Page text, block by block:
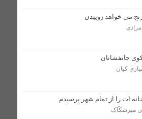
گچ‌کرسا شهرستان لالی در انتظار
منازل مسکونی شهروندان لالی
منازل مسکونی؛ گام بزرگ برای
می خواهد روییدن
مرادی
جانفشانان
کیان
ات را از تمام شهر پرسیدم
میرشکّاک